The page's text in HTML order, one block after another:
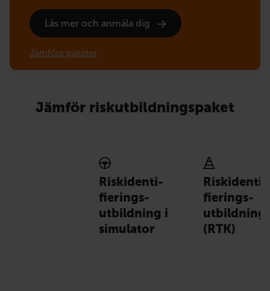
Läs mer och anmäla dig
Jämföra paketer
Jämför riskutbildningspaket
Risk­identi­
fierings­
utbildning i
simulator
Risk­identi­
fierings­
utbildning
(RTK)